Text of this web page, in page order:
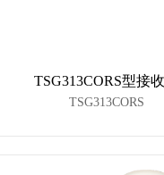
TSG313CORS型接
TSG313CORS